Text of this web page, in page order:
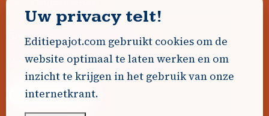
Geen advertenties gevonden.
Uw advertentie hier? Contacteer ons!
Word Partner!
Uw privacy telt!
Editiepajot.com gebruikt cookies om de
website optimaal te laten werken en om
inzicht te krijgen in het gebruik van onze
internetkrant.